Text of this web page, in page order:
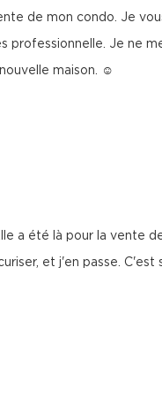
de mon condo. Je
Je ne
maison. ☺
a été là pour la vente
et j'en passe.